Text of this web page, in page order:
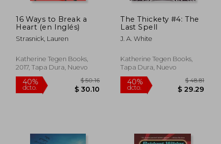
16 Ways to Break a
Heart (en Inglés)
Strasnick, Lauren
Katherine Tegen Books,
2017, Tapa Dura, Nuevo
The Thickety #4: The
Last Spell
J. A. White
Katherine Tegen Books,
Tapa Dura, Nuevo